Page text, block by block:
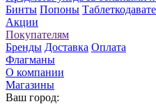
Бинты Попоны
Акции
Покупателям
Бренды Доставка Оплата
Флагманы
О компании
Магазины
Ваш город: